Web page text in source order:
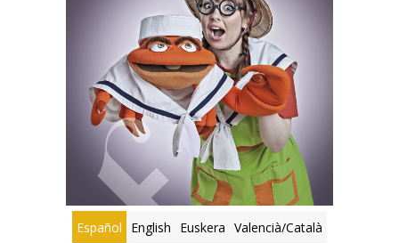
Español English Euskera Valencià/Català